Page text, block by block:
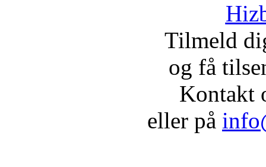
Tilmeld
og få
Kontakt
eller på